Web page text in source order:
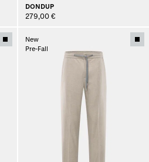
DONDUP
279,00 €
New
Pre-Fall